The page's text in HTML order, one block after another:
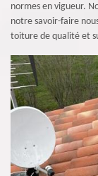
normes en vigueur.
notre savoir-faire
toiture de qualité et